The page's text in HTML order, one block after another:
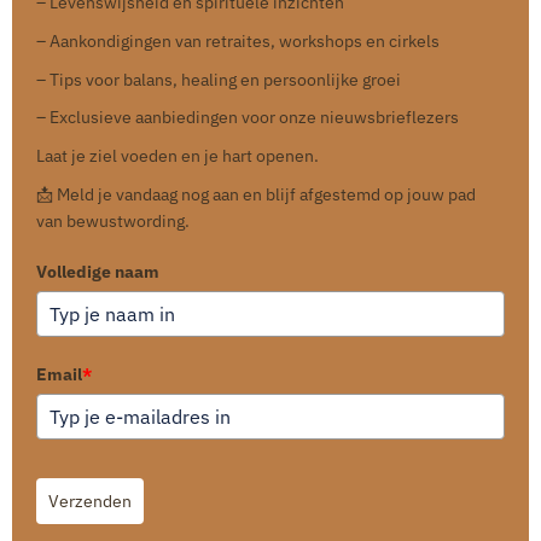
– Aankondigingen van retraites, workshops en cirkels
– Tips voor balans, healing en persoonlijke groei
– Exclusieve aanbiedingen voor onze nieuwsbrieflezers
Laat je ziel voeden en je hart openen.
📩 Meld je vandaag nog aan en blijf afgestemd op jouw pad
van bewustwording.
Volledige naam
Email*
Verzenden